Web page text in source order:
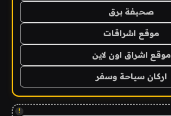
صحيفة برق
موقع اشراقات
موقع اشراق اون لاين
اركان سياحة وسفر
!